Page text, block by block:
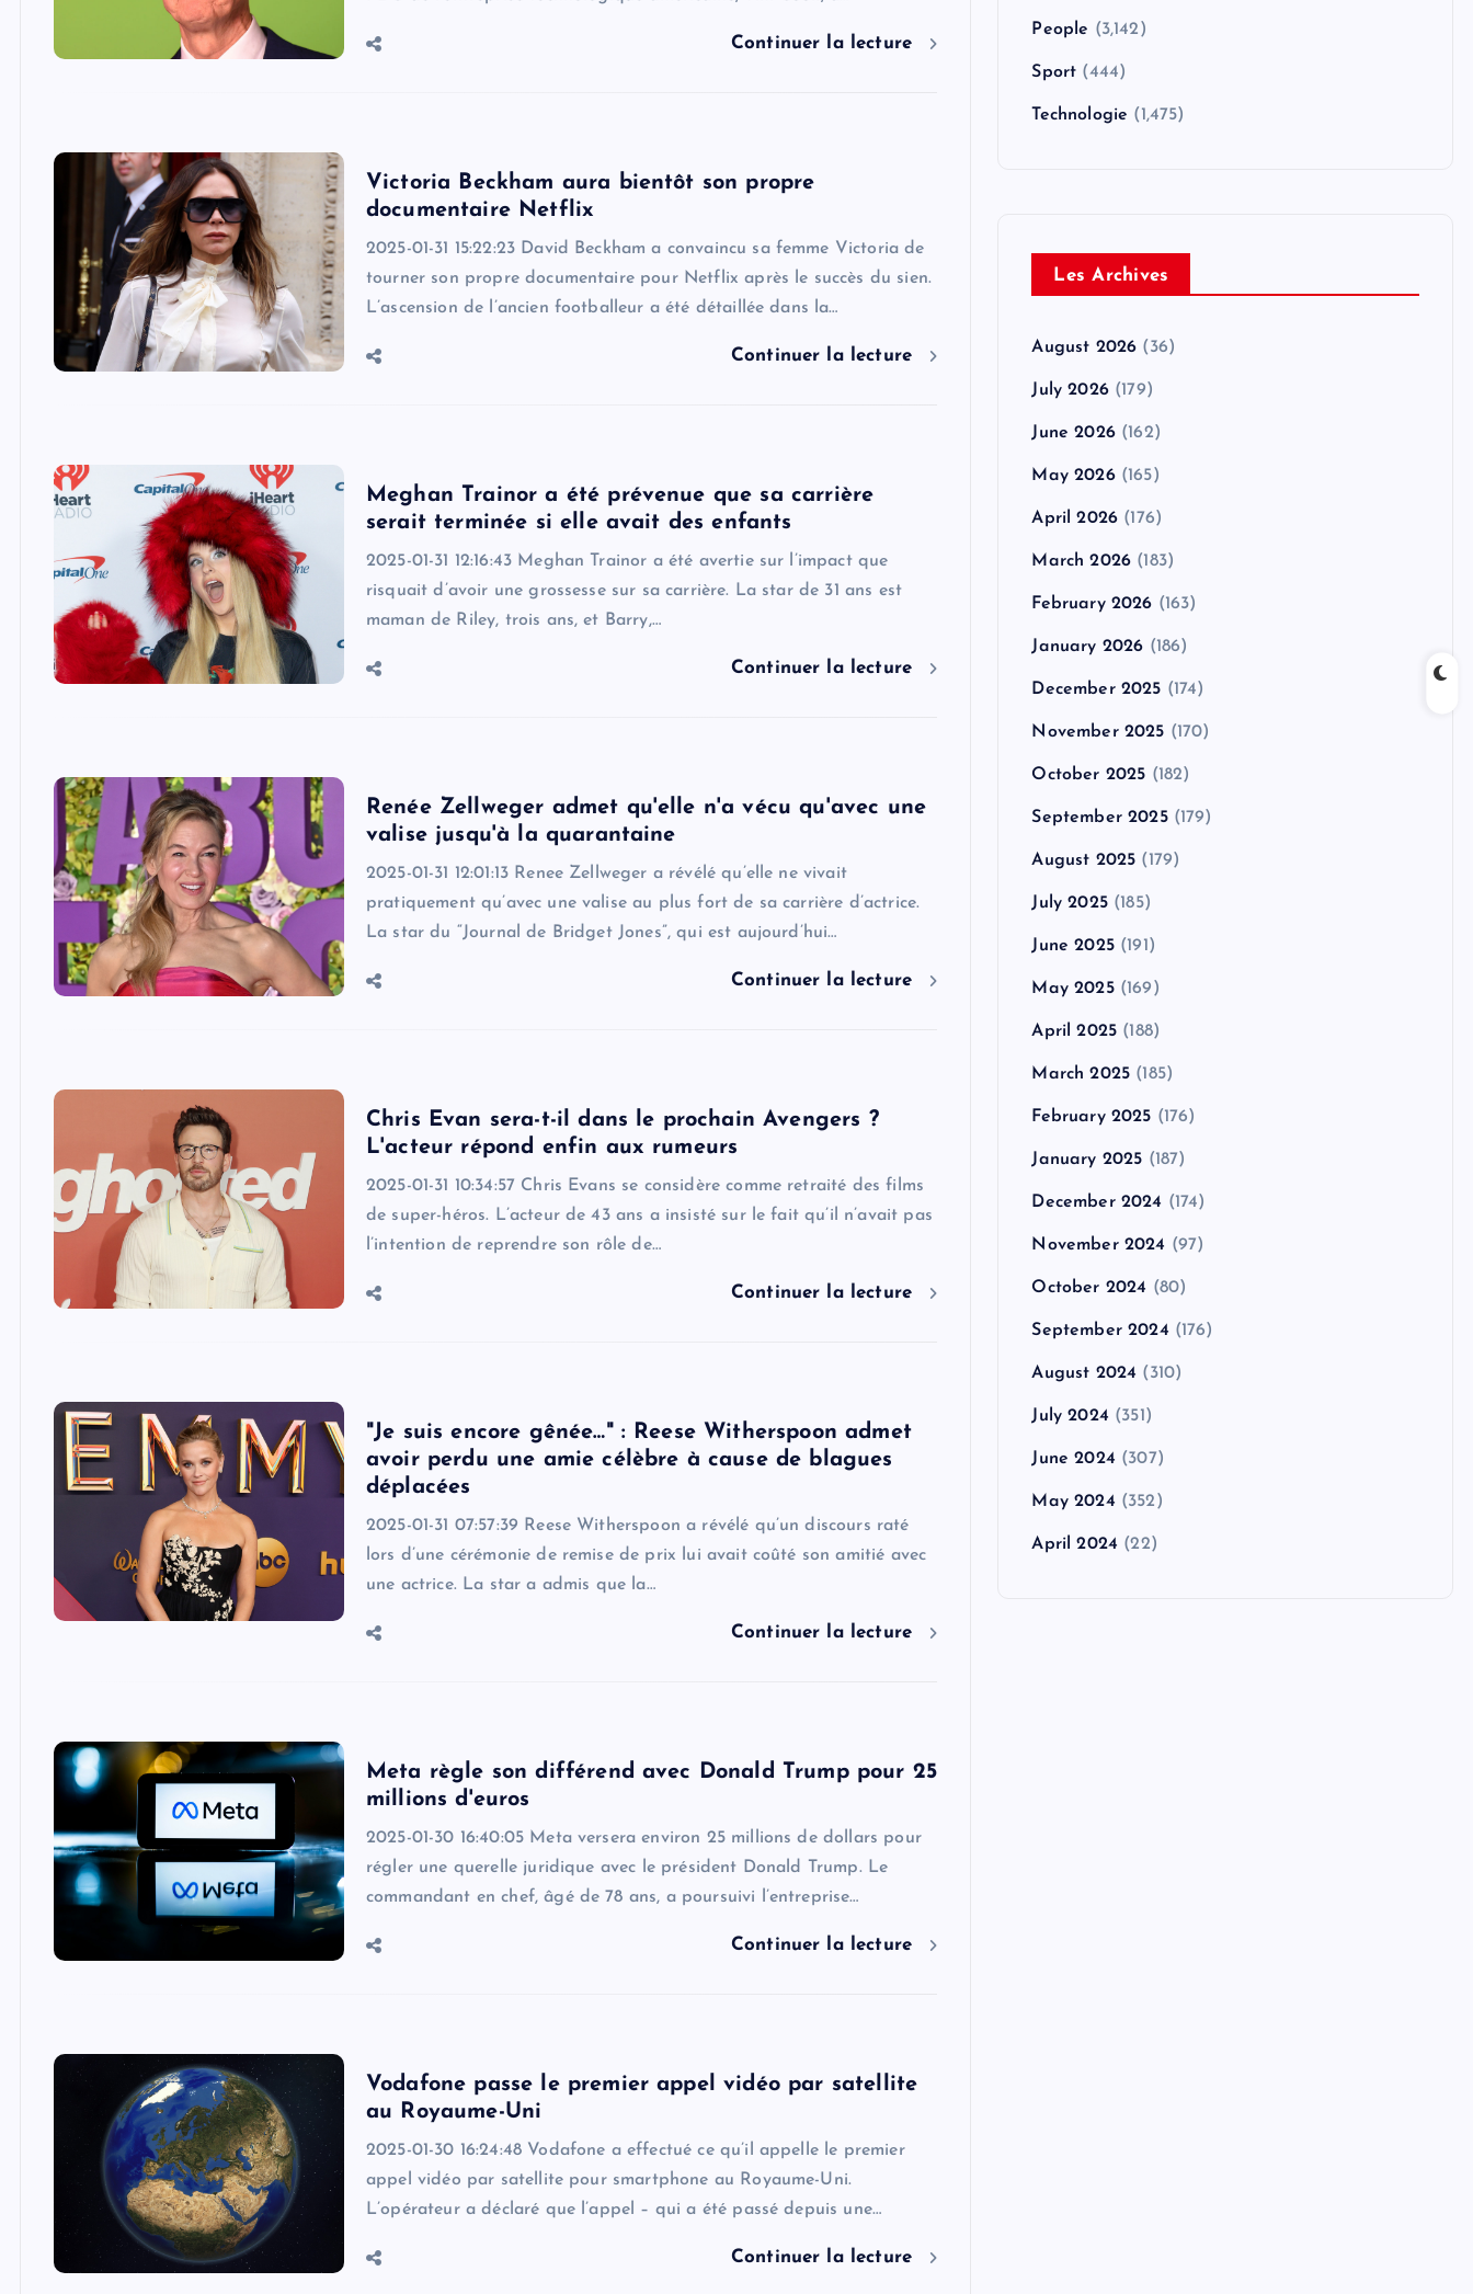
Continuer la lecture
Victoria Beckham aura bientôt son propre
documentaire Netflix
2025-01-31 15:22:23 David Beckham a convaincu sa femme Victoria de
tourner son propre documentaire pour Netflix après le succès du sien.
L’ascension de l’ancien footballeur a été détaillée dans la…
Continuer la lecture
Meghan Trainor a été prévenue que sa carrière
serait terminée si elle avait des enfants
2025-01-31 12:16:43 Meghan Trainor a été avertie sur l’impact que
risquait d’avoir une grossesse sur sa carrière. La star de 31 ans est
maman de Riley, trois ans, et Barry,…
Continuer la lecture
Renée Zellweger admet qu'elle n'a vécu qu'avec une
valise jusqu'à la quarantaine
2025-01-31 12:01:13 Renee Zellweger a révélé qu’elle ne vivait
pratiquement qu’avec une valise au plus fort de sa carrière d’actrice.
La star du “Journal de Bridget Jones”, qui est aujourd’hui…
Continuer la lecture
Chris Evan sera-t-il dans le prochain Avengers ?
L'acteur répond enfin aux rumeurs
2025-01-31 10:34:57 Chris Evans se considère comme retraité des films
de super-héros. L’acteur de 43 ans a insisté sur le fait qu’il n’avait pas
l’intention de reprendre son rôle de…
Continuer la lecture
"Je suis encore gênée…" : Reese Witherspoon admet
avoir perdu une amie célèbre à cause de blagues
déplacées
2025-01-31 07:57:39 Reese Witherspoon a révélé qu’un discours raté
lors d’une cérémonie de remise de prix lui avait coûté son amitié avec
une actrice. La star a admis que la…
Continuer la lecture
Meta règle son différend avec Donald Trump pour 25
millions d'euros
2025-01-30 16:40:05 Meta versera environ 25 millions de dollars pour
régler une querelle juridique avec le président Donald Trump. Le
commandant en chef, âgé de 78 ans, a poursuivi l’entreprise…
Continuer la lecture
Vodafone passe le premier appel vidéo par satellite
au Royaume-Uni
2025-01-30 16:24:48 Vodafone a effectué ce qu’il appelle le premier
appel vidéo par satellite pour smartphone au Royaume-Uni.
L’opérateur a déclaré que l’appel – qui a été passé depuis une…
Continuer la lecture
People (3,142)
Sport (444)
Technologie (1,475)
Les Archives
August 2026 (36)
July 2026(179)
June 2026(162)
May 2026(165)
April 2026 (176)
March 2026 (183)
February 2026 (163)
January 2026 (186)
December 2025 (174)
November 2025 (170)
October 2025 (182)
September 2025(179)
August 2025 (179)
July 2025(185)
June 2025(191)
May 2025(169)
April 2025 (188)
March 2025 (185)
February 2025 (176)
January 2025 (187)
December 2024 (174)
November 2024 (97)
October 2024 (80)
September 2024 (176)
August 2024 (310)
July 2024 (351)
June 2024 (307)
May 2024 (352)
April 2024 (22)